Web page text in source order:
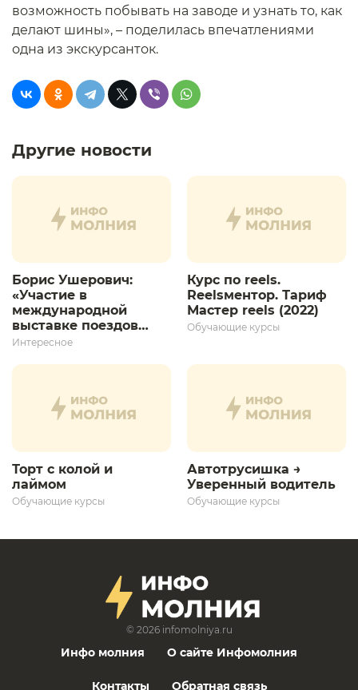
возможность побывать на заводе и узнать то, как
делают шины», – поделилась впечатлениями
одна из экскурсанток.
Другие новости
Борис Ушерович:
«Участие в
международной
выставке поездов
дает толчок для
развития»
Интересное
Курс по reels.
Reelsментор. Тариф
Мастер reels (2022)
Обучающие курсы
Торт с колой и
лаймом
Обучающие курсы
Автотрусишка →
Уверенный водитель​
Обучающие курсы
© 2026 infomolniya.ru
Инфо молния О сайте Инфомолния
Контакты Обратная связь